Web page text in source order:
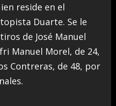
reside en el
Duarte. Se le
de José Manuel
Manuel Morel, de 24,
Contreras, de 48, por